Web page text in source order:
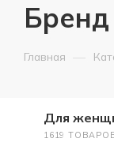
Главная —
Для
1619